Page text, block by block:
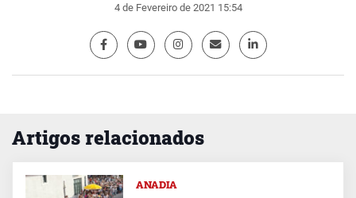
4 de Fevereiro de 2021 15:54
Artigos relacionados
ANADIA